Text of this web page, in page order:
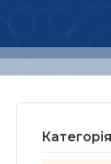
Категорія